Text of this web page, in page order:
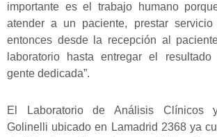
importante es el trabajo humano
atender a un paciente, prestar
entonces desde la recepción al
laboratorio hasta entregar el
gente dedicada”.
El Laboratorio de Análisis Clínicos
Golinelli ubicado en Lamadrid 2368 ya